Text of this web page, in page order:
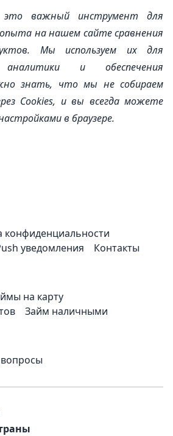
это важный инструмент для
на нашем сайте сравнения
Мы используем их для
аналитики и обеспечения
знать, что мы не собираем
Cookies, и вы всегда можете
в браузере.
конфиденциальности
уведомления Контакты
на карту
Займ наличными